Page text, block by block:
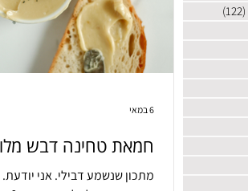
חמאת טחינה דבש
מתכון שנשמע דבילי. אני
6 במאי
(122)